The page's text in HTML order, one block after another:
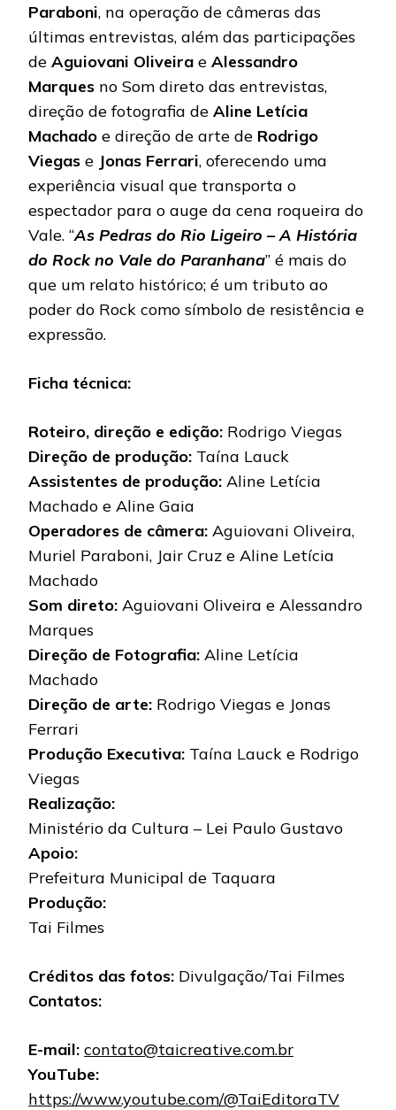
Paraboni, na operação de câmeras das
últimas entrevistas, além das participações
de Aguiovani Oliveira e Alessandro
Marques no Som direto das entrevistas,
direção de fotografia de Aline Letícia
Machado e direção de arte de Rodrigo
Viegas e Jonas Ferrari, oferecendo uma
experiência visual que transporta o
espectador para o auge da cena roqueira do
Vale. “As Pedras do Rio Ligeiro – A História
do Rock no Vale do Paranhana” é mais do
que um relato histórico; é um tributo ao
poder do Rock como símbolo de resistência e
expressão.
Ficha técnica:
Roteiro, direção e edição: Rodrigo Viegas
Direção de produção: Taína Lauck
Assistentes de produção: Aline Letícia
Machado e Aline Gaia
Operadores de câmera: Aguiovani Oliveira,
Muriel Paraboni, Jair Cruz e Aline Letícia
Machado
Som direto: Aguiovani Oliveira e Alessandro
Marques
Direção de Fotografia: Aline Letícia
Machado
Direção de arte: Rodrigo Viegas e Jonas
Ferrari
Produção Executiva: Taína Lauck e Rodrigo
Viegas
Realização:
Ministério da Cultura – Lei Paulo Gustavo
Apoio:
Prefeitura Municipal de Taquara
Produção:
Tai Filmes
Créditos das fotos: Divulgação/Tai Filmes
Contatos:
E-mail: contato@taicreative.com.br
YouTube:
https://www.youtube.com/@TaiEditoraTV